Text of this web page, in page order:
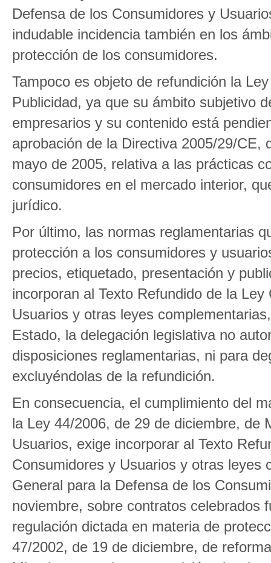
Defensa de los Consumidores y
indudable incidencia también en los
protección de los consumidores.
Tampoco es objeto de refundición la
Publicidad, ya que su ámbito subjetivo
empresarios y su contenido está
aprobación de la Directiva 2005/29/CE,
mayo de 2005, relativa a las prácticas
consumidores en el mercado interior,
jurídico.
Por último, las normas reglamentarias
protección a los consumidores y
precios, etiquetado, presentación y
incorporan al Texto Refundido de la
Usuarios y otras leyes
Estado, la delegación legislativa no
disposiciones reglamentarias, ni para
excluyéndolas de la refundición.
En consecuencia, el cumplimiento del
la Ley 44/2006, de 29 de diciembre, de
Usuarios, exige incorporar al Texto
Consumidores y Usuarios y otras leyes
General para la Defensa de los
noviembre, sobre contratos celebrados
regulación dictada en materia de
47/2002, de 19 de diciembre, de